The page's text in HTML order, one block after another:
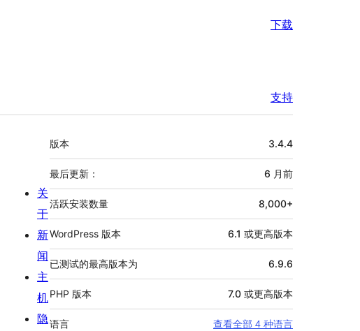
下载
支持
额
外
信
息
版本 3.4.4
最后更新： 6 月前
活跃安装数量 8,000+
WordPress 版本 6.1 或更高版本
已测试的最高版本为 6.9.6
PHP 版本 7.0 或更高版本
语言 查看全部 4 种语言
关
于
新
闻
主
机
隐